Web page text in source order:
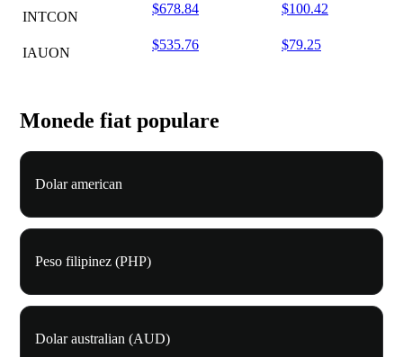
INTCON
$678.84 $100.42
IAUON
$535.76 $79.25
Monede fiat populare
Dolar american
Peso filipinez (PHP)
Dolar australian (AUD)